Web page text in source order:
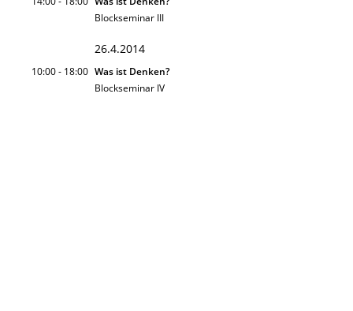
Blockseminar III
26.4.2014
10:00 - 18:00 Was ist Denken?
Blockseminar IV